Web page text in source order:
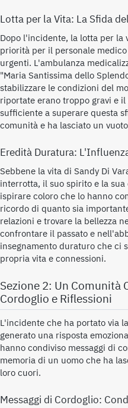
Lotta per la Vita: La Sfida
Dopo l'incidente, la lotta per la
priorità per il personale
urgenti. L'ambulanza
"Maria Santissima dello
stabilizzare le condizioni del
riportate erano troppo gravi e
sufficiente a superare questa
comunità e ha lasciato un
Eredità Duratura:
Sebbene la vita di Sandy Di
interrotta, il suo spirito e la
ispirare coloro che lo hanno
ricordo di quanto sia
relazioni e trovare la bellezza
confrontare il passato e
insegnamento duraturo che ci
propria vita e connessioni.
Sezione 2: Un Comunità
Cordoglio e Riflessioni
L'incidente che ha portato via
generato una risposta
hanno condiviso messaggi di
memoria di un uomo che ha
loro cuori.
Messaggi di Cordoglio: